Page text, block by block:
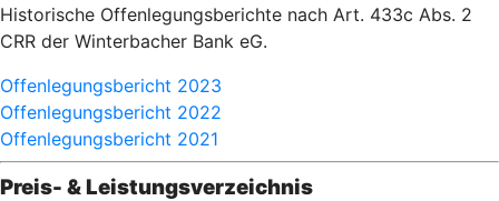
Historische Offenlegungsberichte nach Art. 433c Abs. 2
CRR der Winterbacher Bank eG.
Offenlegungsbericht 2023
Offenlegungsbericht 2022
Offenlegungsbericht 2021
Preis- & Leistungsverzeichnis